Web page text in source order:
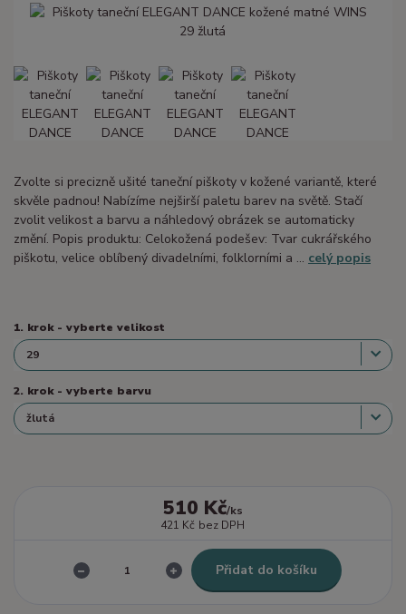
Zvolte si precizně ušité taneční piškoty v kožené variantě, které
skvěle padnou! Nabízíme nejširší paletu barev na světě. Stačí
zvolit velikost a barvu a náhledový obrázek se automaticky
změní. Popis produktu: Celokožená podešev: Tvar cukrářského
piškotu, velice oblíbený divadelními, folklorními a ... celý popis
1. krok - vyberte velikost
2. krok - vyberte barvu
510 Kč/ks
421 Kč bez DPH
Přidat do košíku